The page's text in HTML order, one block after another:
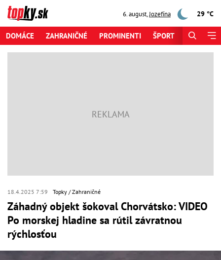
6. august,Jozefína 29 °C
DOMÁCE ZAHRANIČNÉ PROMINENTI ŠPORT
18.4.2025 7:59 Topky Zahraničné
Záhadný objekt šokoval Chorvátsko: VIDEO
Po morskej hladine sa rútil závratnou
rýchlosťou